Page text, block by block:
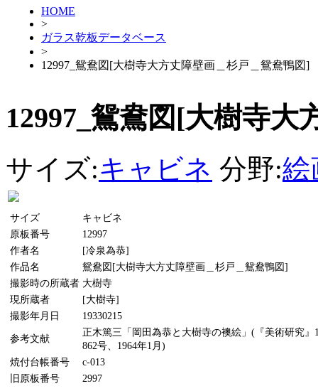
HOME
>
ガラス乾板データベース
>
12997_鴛鴦図[大樹寺大方丈障壁画＿杉戸＿鴛鴦鴨図]
12997_鴛鴦図[大樹寺
サイズ:キャビネ 分野:絵
サイズ
キャビネ
原板番号
12997
作者名
[冷泉為恭]
作品名
鴛鴦図[大樹寺大方丈障壁画＿杉戸＿鴛鴦鴨図]
撮影時の所蔵者 大樹寺
現所蔵者
[大樹寺]
撮影年月日
19330215
参考文献
正木篤三「岡田為恭と大樹寺の襖絵」(『美術研究
862号、1964年1月)
焼付台帳番号
c-013
旧原板番号
2997